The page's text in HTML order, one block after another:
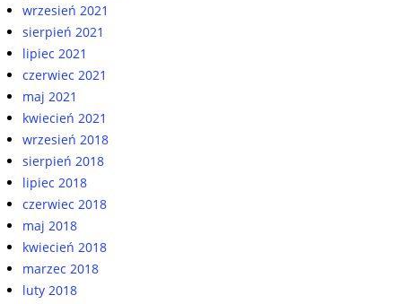
wrzesień 2021
sierpień 2021
lipiec 2021
czerwiec 2021
maj 2021
kwiecień 2021
wrzesień 2018
sierpień 2018
lipiec 2018
czerwiec 2018
maj 2018
kwiecień 2018
marzec 2018
luty 2018